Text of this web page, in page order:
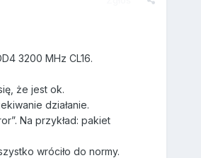
3200 MHz CL16.
że jest ok.
działanie.
Na przykład: pakiet
wróciło do normy.